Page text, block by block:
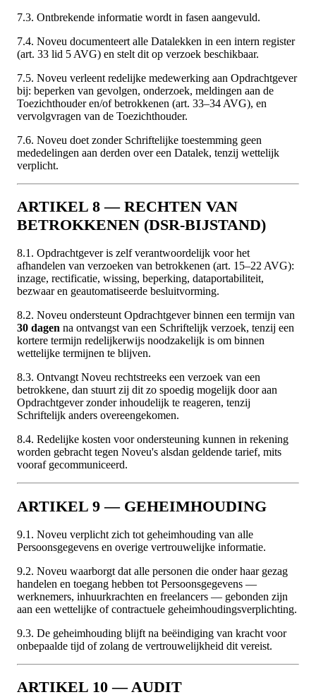
7.3. Ontbrekende informatie wordt in fasen aangevuld.
7.4. Noveu documenteert alle Datalekken in een intern register
(art. 33 lid 5 AVG) en stelt dit op verzoek beschikbaar.
7.5. Noveu verleent redelijke medewerking aan Opdrachtgever
bij: beperken van gevolgen, onderzoek, meldingen aan de
Toezichthouder en/of betrokkenen (art. 33–34 AVG), en
vervolgvragen van de Toezichthouder.
7.6. Noveu doet zonder Schriftelijke toestemming geen
mededelingen aan derden over een Datalek, tenzij wettelijk
verplicht.
ARTIKEL 8 — RECHTEN VAN
BETROKKENEN (DSR-BIJSTAND)
8.1. Opdrachtgever is zelf verantwoordelijk voor het
afhandelen van verzoeken van betrokkenen (art. 15–22 AVG):
inzage, rectificatie, wissing, beperking, dataportabiliteit,
bezwaar en geautomatiseerde besluitvorming.
8.2. Noveu ondersteunt Opdrachtgever binnen een termijn van
30 dagen na ontvangst van een Schriftelijk verzoek, tenzij een
kortere termijn redelijkerwijs noodzakelijk is om binnen
wettelijke termijnen te blijven.
8.3. Ontvangt Noveu rechtstreeks een verzoek van een
betrokkene, dan stuurt zij dit zo spoedig mogelijk door aan
Opdrachtgever zonder inhoudelijk te reageren, tenzij
Schriftelijk anders overeengekomen.
8.4. Redelijke kosten voor ondersteuning kunnen in rekening
worden gebracht tegen Noveu's alsdan geldende tarief, mits
vooraf gecommuniceerd.
ARTIKEL 9 — GEHEIMHOUDING
9.1. Noveu verplicht zich tot geheimhouding van alle
Persoonsgegevens en overige vertrouwelijke informatie.
9.2. Noveu waarborgt dat alle personen die onder haar gezag
handelen en toegang hebben tot Persoonsgegevens —
werknemers, inhuurkrachten en freelancers — gebonden zijn
aan een wettelijke of contractuele geheimhoudingsverplichting.
9.3. De geheimhouding blijft na beëindiging van kracht voor
onbepaalde tijd of zolang de vertrouwelijkheid dit vereist.
ARTIKEL 10 — AUDIT